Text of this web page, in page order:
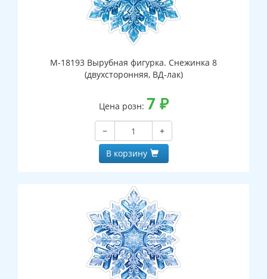
М-18193 Вырубная фигурка. Снежинка 8
(двухсторонняя, ВД-лак)
Цена розн: 7 ₽
−
+
В корзину